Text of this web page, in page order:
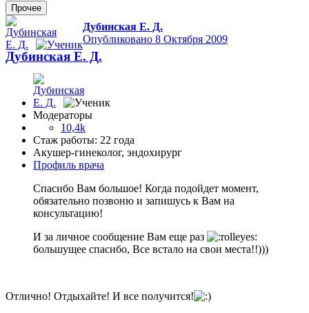
Прочее
Дубинская Е. Д.
Опубликовано 8 Октября 2009
Дубинская Е. Д.
Модераторы
10,4k
Стаж работы: 22 года
Акушер-гинеколог, эндохирург
Профиль врача
Спасибо Вам большое! Когда подойдет момент,
обязательно позвоню и запишусь к Вам на
консультацию!
И за личное сообщение Вам еще раз
большущее спасибо, Все встало на свои места!!)))
Отлично! Отдыхайте! И все получится!